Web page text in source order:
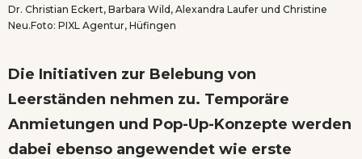
Dr. Christian Eckert, Barbara Wild, Alexandra Laufer und Christine
Neu.Foto: PIXL Agentur, Hüfingen
Die Initiativen zur Belebung von
Leerständen nehmen zu. Temporäre
Anmietungen und Pop-Up-Konzepte werden
dabei ebenso angewendet wie erste